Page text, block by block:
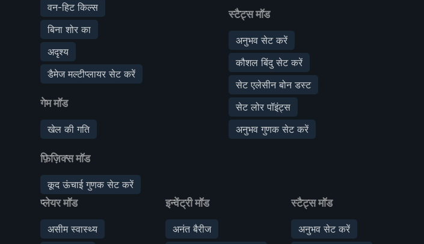
वन-हिट किल्स
बिना शोर का
अदृश्य
डैमेज मल्टीप्लायर सेट करें
गेम मॉड
खेल की गति
फ़िज़िक्स मॉड
कूद ऊंचाई गुणक सेट करें
स्टैट्स मॉड
अनुभव सेट करें
कौशल बिंदु सेट करें
सेट एलेसीन बोन डस्ट
सेट लोर पॉइंट्स
अनुभव गुणक सेट करें
प्लेयर मॉड
असीम स्वास्थ्य
इन्वेंट्री मॉड
अनंत बैरीज
स्टैट्स मॉड
अनुभव सेट करें